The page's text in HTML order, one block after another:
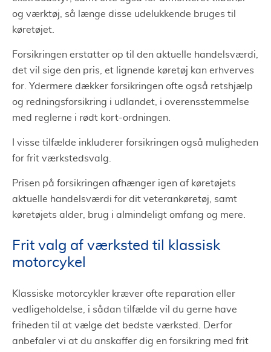
og værktøj, så længe disse udelukkende bruges til
køretøjet.
Forsikringen erstatter op til den aktuelle handelsværdi,
det vil sige den pris, et lignende køretøj kan erhverves
for. Ydermere dækker forsikringen ofte også retshjælp
og redningsforsikring i udlandet, i overensstemmelse
med reglerne i rødt kort-ordningen.
I visse tilfælde inkluderer forsikringen også muligheden
for frit værkstedsvalg.
Prisen på forsikringen afhænger igen af køretøjets
aktuelle handelsværdi for dit veterankøretøj, samt
køretøjets alder, brug i almindeligt omfang og mere.
Frit valg af værksted til klassisk
motorcykel
Klassiske motorcykler kræver ofte reparation eller
vedligeholdelse, i sådan tilfælde vil du gerne have
friheden til at vælge det bedste værksted. Derfor
anbefaler vi at du anskaffer dig en forsikring med frit